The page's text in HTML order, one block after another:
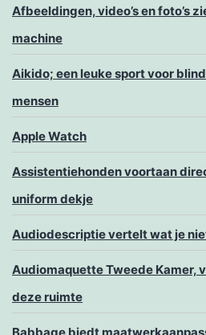
Afbeeldingen, video’s en foto’s
machine
Aikido; een leuke sport voor
mensen
Apple Watch
Assistentiehonden voortaan
uniform dekje
Audiodescriptie vertelt wat je
Audiomaquette Tweede Kamer,
deze ruimte